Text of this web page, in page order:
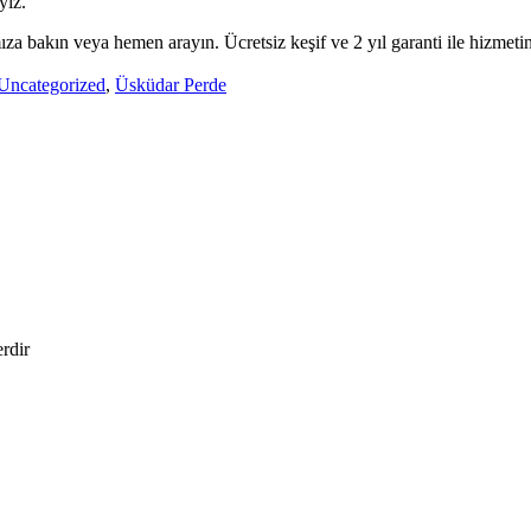
bakın veya hemen arayın. Ücretsiz keşif ve 2 yıl garanti ile
, Üsküdar Perde